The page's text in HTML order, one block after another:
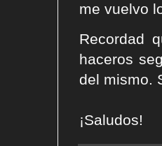
me vuelvo
Recordad
haceros
del mismo.
¡Saludos!